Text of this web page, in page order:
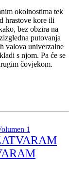
okolnostima tek
hrastove kore ili
bez obzira na
putovanja
valova univerzalne
s njom. Pa će se
čovjekom.
1